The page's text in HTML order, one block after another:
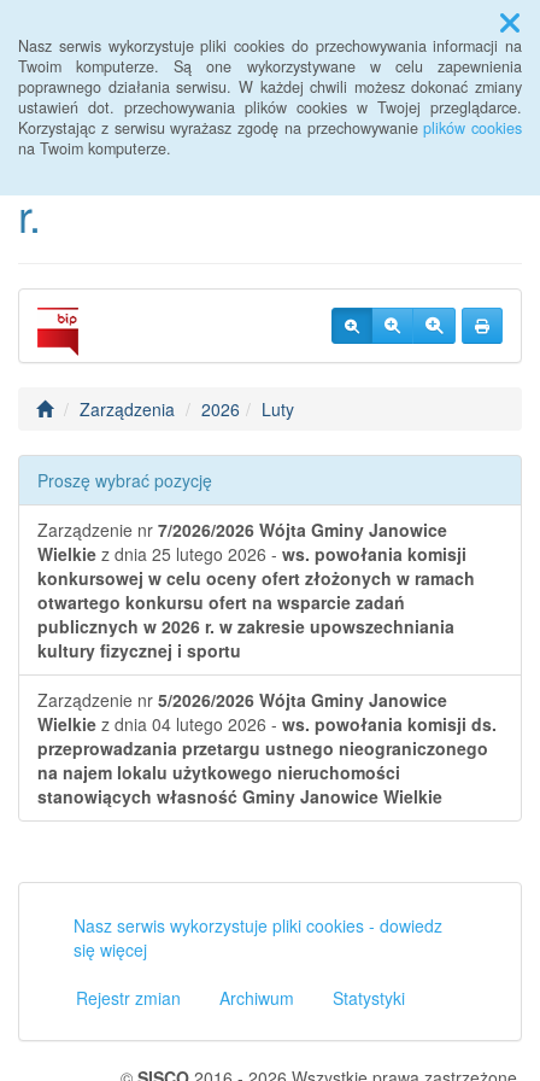
Nasz serwis wykorzystuje pliki cookies do przechowywania informacji na
Twoim komputerze. Są one wykorzystywane w celu zapewnienia
poprawnego działania serwisu. W każdej chwili możesz dokonać zmiany
ustawień dot. przechowywania plików cookies w Twojej przeglądarce.
Korzystając z serwisu wyrażasz zgodę na przechowywanieplików cookies
na Twoim komputerze.
Menu
BIP Urzędu Gminy
Janowice Wielkie od 2022
r.
Zarządzenia 2026 Luty
Proszę wybrać pozycję
Zarządzenie nr 7/2026/2026 Wójta Gminy Janowice
Wielkie z dnia 25 lutego 2026 - ws. powołania komisji
konkursowej w celu oceny ofert złożonych w ramach
otwartego konkursu ofert na wsparcie zadań
publicznych w 2026 r. w zakresie upowszechniania
kultury fizycznej i sportu
Zarządzenie nr 5/2026/2026 Wójta Gminy Janowice
Wielkie z dnia 04 lutego 2026 - ws. powołania komisji ds.
przeprowadzania przetargu ustnego nieograniczonego
na najem lokalu użytkowego nieruchomości
stanowiących własność Gminy Janowice Wielkie
Nasz serwis wykorzystuje pliki cookies - dowiedz
się więcej
Rejestr zmian
Archiwum Statystyki